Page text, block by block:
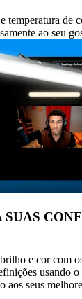
temperatura de
ao seu
SUAS
e cor com
usando
aos seus